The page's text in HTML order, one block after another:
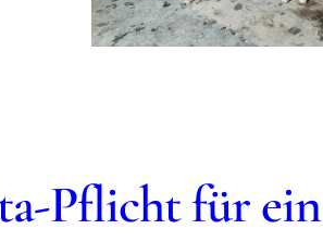
Pflicht für ein